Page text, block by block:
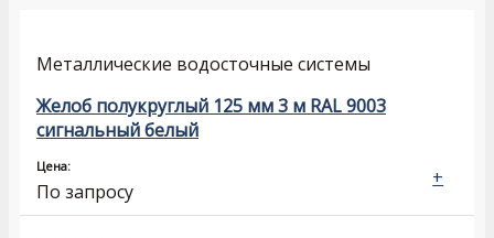
Металлические водосточные системы
Желоб полукруглый 125 мм 3 м RAL 9003
сигнальный белый
Цена:
По запросу
+